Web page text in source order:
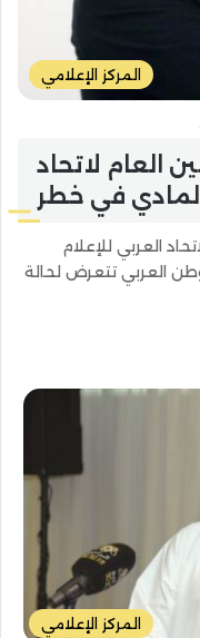
المركز الإعلامي
العام لاتحاد
المادي في خطر
العربي للإعلام
العربي تتعرض لحالة
المركز الإعلامي